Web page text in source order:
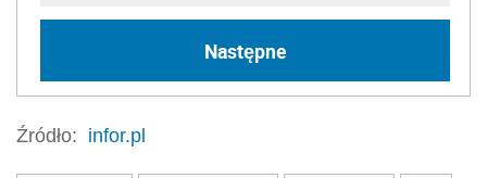
Następne
Źródło: infor.pl